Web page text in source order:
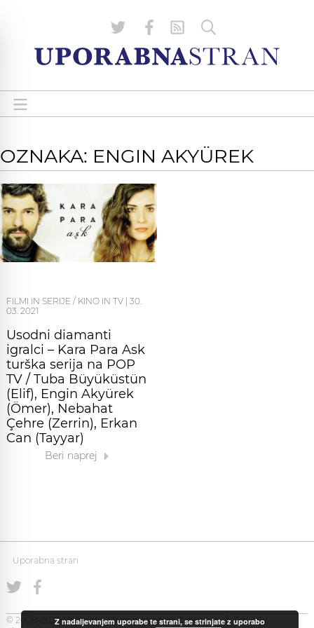
OZNAKA: ENGIN AKYÜREK
FILMI IN SERIJE / KINO IN TV 30.
03. 2021
Usodni diamanti
igralci – Kara Para Ask
turška serija na POP
TV / Tuba Büyüküstün
(Elif), Engin Akyürek
(Ömer), Nebahat
Çehre (Zerrin), Erkan
Can (Tayyar)
Beri naprej
Uporabna stran
© 2008-2026 Uporabna Stran gostuje naZabec.net
Piškotki
Z nadaljevanjem uporabe te strani, se strinjate z uporabo